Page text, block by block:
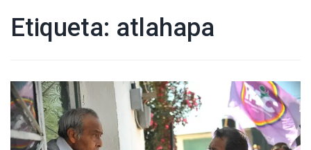
Etiqueta: atlahapa